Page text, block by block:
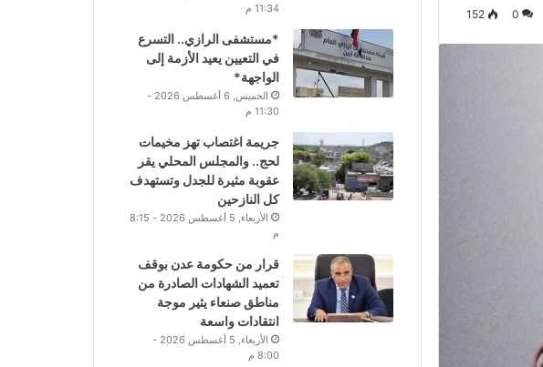
0
152
11:34 م
*مستشفى الرازي.. التسرع
في التعيين يعيد الأزمة إلى
الواجهة*
الخميس, 6 أغسطس 2026 -
11:30 م
جريمة اغتصاب تهز مخيمات
لحج.. والمجلس المحلي يقر
عقوبة مثيرة للجدل وتستهدف
كل النازحين
الأربعاء, 5 أغسطس 2026 - 8:15
م
قرار من حكومة عدن بوقف
تعميد الشهادات الصادرة من
مناطق صنعاء يثير موجة
انتقادات واسعة
الأربعاء, 5 أغسطس 2026 -
8:00 م